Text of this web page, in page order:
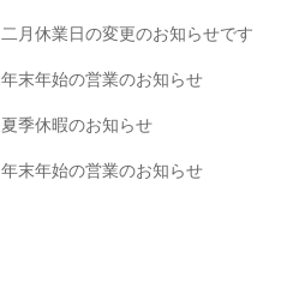
二月休業日の変更のお知らせです
年末年始の営業のお知らせ
夏季休暇のお知らせ
年末年始の営業のお知らせ